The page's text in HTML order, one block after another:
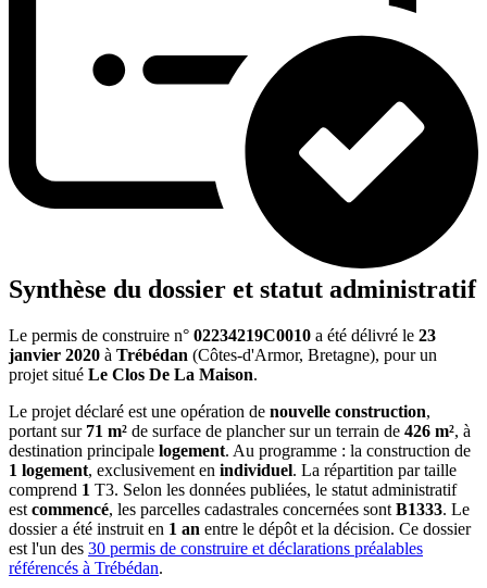
Synthèse du dossier et statut administratif
Le permis de construire n° 02234219C0010 a été délivré le 23
janvier 2020 à Trébédan (Côtes-d'Armor, Bretagne), pour un
projet situé Le Clos De La Maison.
Le projet déclaré est une opération de nouvelle construction,
portant sur 71 m² de surface de plancher sur un terrain de 426 m², à
destination principale logement. Au programme : la construction de
1 logement, exclusivement en individuel. La répartition par taille
comprend 1 T3. Selon les données publiées, le statut administratif
est commencé, les parcelles cadastrales concernées sont B1333. Le
dossier a été instruit en 1 an entre le dépôt et la décision. Ce dossier
est l'un des 30 permis de construire et déclarations préalables
référencés à Trébédan.